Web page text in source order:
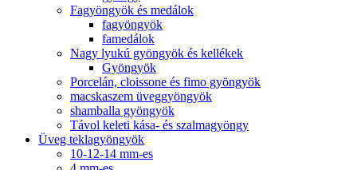
Fagyöngyök és medálok
fagyöngyök
famedálok
Nagy lyukú gyöngyök és kellékek
Gyöngyök
Porcelán, cloissone és fimo gyöngyök
macskaszem üveggyöngyök
shamballa gyöngyök
Távol keleti kása- és szalmagyöngy
Üveg teklagyöngyök
10-12-14 mm-es